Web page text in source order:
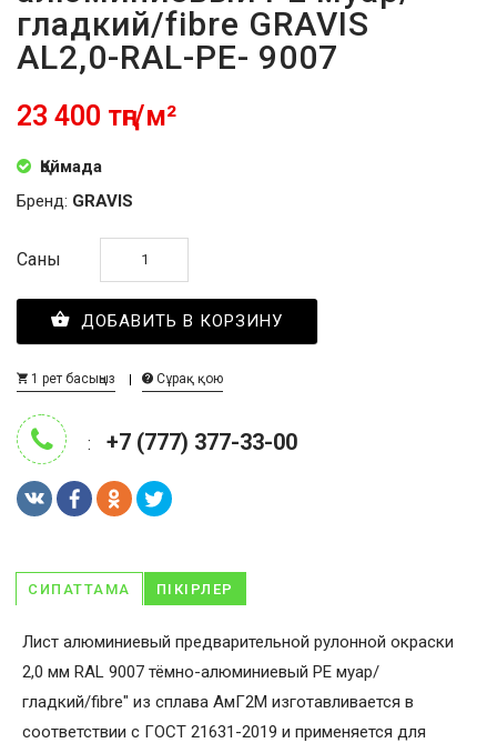
гладкий/fibre GRAVIS
AL2,0-RAL-PE- 9007
23 400 тңг/м²
Қоймада
Бренд: GRAVIS
Саны
ДОБАВИТЬ В КОРЗИНУ
1 рет басыңыз Сұрақ қою
: +7 (777) 377-33-00
СИПАТТАМА ПІКІРЛЕР
Лист алюминиевый предварительной рулонной окраски
2,0 мм RAL 9007 тёмно-алюминиевый PE муар/
гладкий/fibre" из сплава АмГ2М изготавливается в
соответствии с ГОСТ 21631-2019 и применяется для